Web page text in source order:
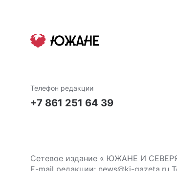
Телефон редакции
+7 861 251 64 39
Сетевое издание « ЮЖАНЕ И